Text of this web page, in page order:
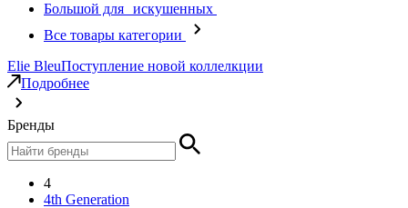
Большой для искушенных
Все товары категории
Elie BleuПоступление новой коллелкции
Подробнее
Бренды
4
4th Generation